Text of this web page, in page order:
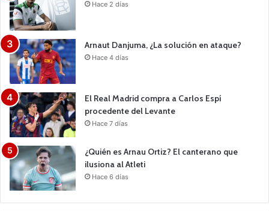
Hace 2 días
Arnaut Danjuma, ¿La solución en ataque?
Hace 4 días
El Real Madrid compra a Carlos Espí
procedente del Levante
Hace 7 días
¿Quién es Arnau Ortiz? El canterano que
ilusiona al Atleti
Hace 6 días